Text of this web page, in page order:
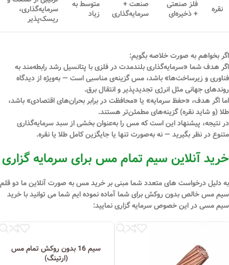
نقره
فلز صنعتی
+ ذخیره‌ای
صنعت +
سرمایه‌گذاری
متوسط به
زیاد
سرمایه‌گذاری،
ریسک‌پذیر
اگر بخواهم به صورت خلاصه بگویم:
اگر هدف شما «سرمایه‌گذاری بلندمدت در فلزی با پتانسیل رشد رابطه‌مند به
فناوری و زیرساخت‌ها» باشد، مس گزینه‌ی مناسبی است — به‌ویژه از دیدگاه
روندهای جهانی مثل انرژی تجدیدپذیر و انتقال برق.
اما اگر هدف، «حفظ سرمایه» یا «محافظت در برابر بحران‌های اقتصادی» باشد،
طلا (و شاید نقره) گزینه‌های مطمئن‌تر هستند.
در نتیجه، پیشنهاد این است که مس رابه‌عنوان بخشی از سبد سرمایه‌گذاری
متنوعدر نظر بگیرید — نه به‌صورت تنها یا جایگزین کامل طلا یا نقره.
خرید آنلاین سیم تمام مس برای سرمایه گزاری
به دلیل درخواست های متعدد شما مبنی بر خرید مس به صورت آنلاین ما دو قلم
سیم مس خالص بدون روکش برای شما آماده نموده ایم شما می توانید با خرید
سیم مسی در این خصوص سرمایه گزاری نمایید:
سیم 16 بدون روکش تمام مس
(ارتینگ)